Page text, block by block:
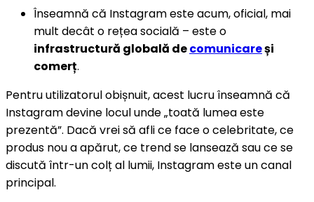
Înseamnă că Instagram este acum, oficial, mai
mult decât o rețea socială – este o
infrastructură globală decomunicareși
comerț.
Pentru utilizatorul obișnuit, acest lucru înseamnă că
Instagram devine locul unde „toată lumea este
prezentă”. Dacă vrei să afli ce face o celebritate, ce
produs nou a apărut, ce trend se lansează sau ce se
discută într-un colț al lumii, Instagram este un canal
principal.